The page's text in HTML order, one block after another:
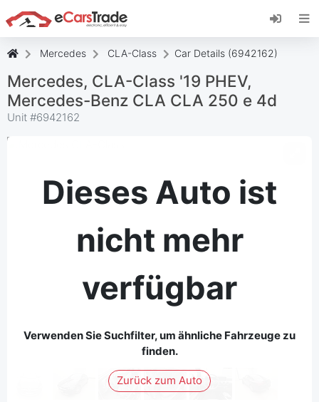
Installieren Sie die eCarsTrade-App, fügen Sie
sie zu Ihrem Startbildschirm hinzu und erhalten
Mercedes CLA-Class Car Details (6942162)
Mercedes, CLA-Class '19 PHEV,
Mercedes-Benz CLA CLA 250 e 4d
Unit #6942162
Dieses Auto ist
nicht mehr
verfügbar
Verwenden Sie Suchfilter, um ähnliche Fahrzeuge zu
finden.
Zurück zum Auto